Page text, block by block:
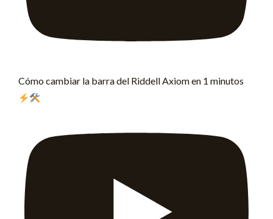
Cómo cambiar la barra del Riddell Axiom en 1 minutos